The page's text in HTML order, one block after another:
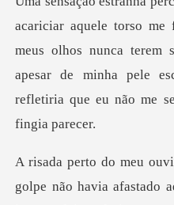
meus olhos nunca terem
apesar de minha pele
golpe não havia afastado